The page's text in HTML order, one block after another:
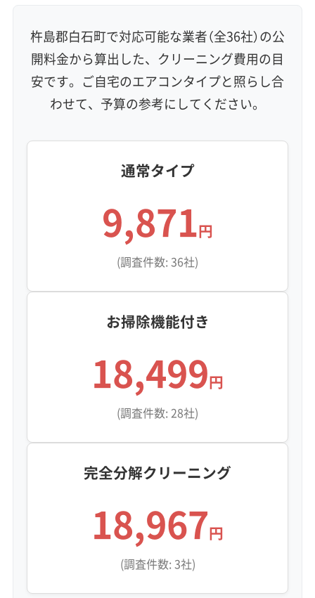
杵島郡白石町で対応可能な業者（全36社）の公
開料金から算出した、クリーニング費用の目
安です。ご自宅のエアコンタイプと照らし合
わせて、予算の参考にしてください。
通常タイプ
9,871円
(調査件数: 36社)
お掃除機能付き
18,499円
(調査件数: 28社)
完全分解クリーニング
18,967円
(調査件数: 3社)